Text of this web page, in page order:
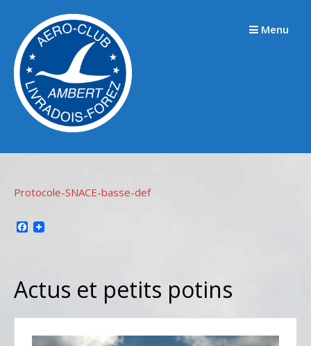
contenu
Menu
Protocole-SNACE-basse-def
Facebook
Actus et petits potins